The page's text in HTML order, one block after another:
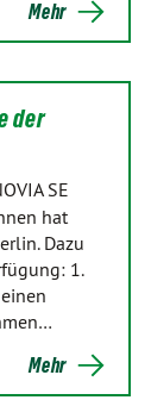
Mehr
der
SE
hat
Dazu
1.
Mehr